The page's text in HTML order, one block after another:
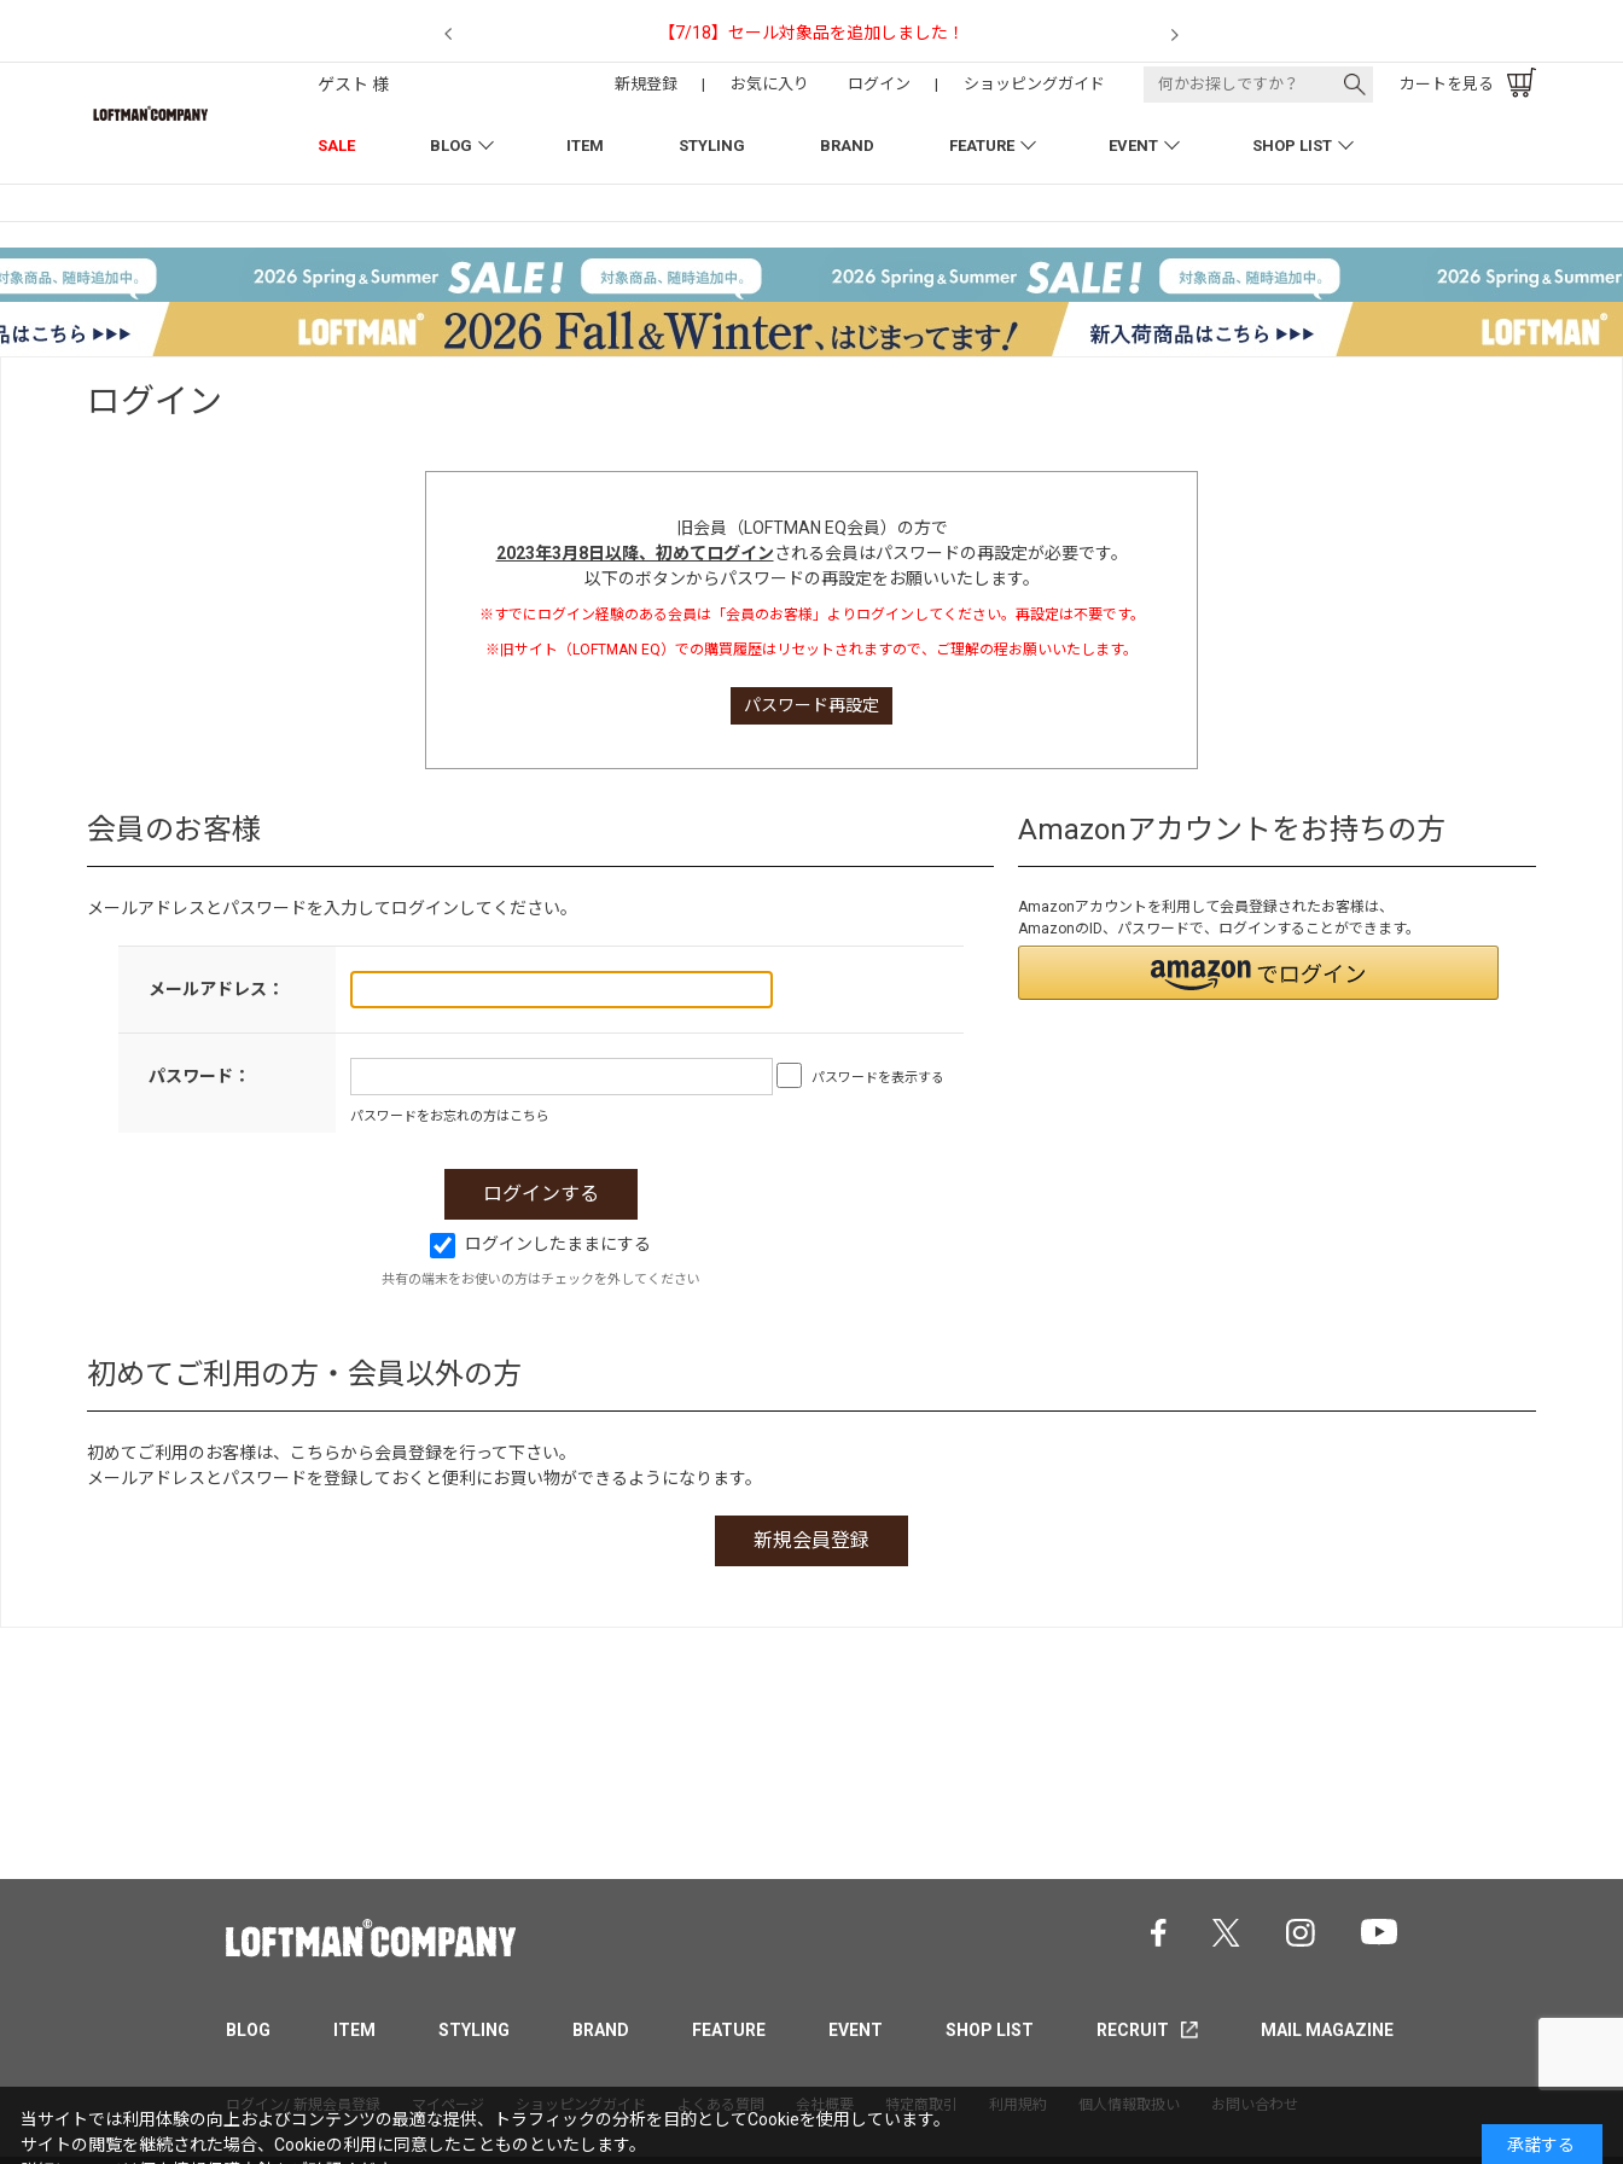
【NEEDLESの別注】50周年 H.D. Track Pant
SALE BLOG ITEM STYLING BRAND FEATURE EVENT SHOP LIST
ゲスト 様 新規登録 | お気に入り ログイン | ショッピングガイド カートを見る
ログイン
旧会員（LOFTMAN EQ会員）の方で
2023年3月8日以降、初めてログインされる会員はパスワードの再設定が必要です。
以下のボタンからパスワードの再設定をお願いいたします。
※すでにログイン経験のある会員は「会員のお客様」よりログインしてください。再設定は不要です。
※旧サイト（LOFTMAN EQ）での購買履歴はリセットされますので、ご理解の程お願いいたします。
パスワード再設定
会員のお客様
メールアドレスとパスワードを入力してログインしてください。
メールアドレス：
パスワード： パスワードを表示する
パスワードをお忘れの方はこちら
ログインしたままにする
共有の端末をお使いの方はチェックを外してください
Amazonアカウントをお持ちの方
Amazonアカウントを利用して会員登録されたお客様は、
AmazonのID、パスワードで、ログインすることができます。
初めてご利用の方・会員以外の方
初めてご利用のお客様は、こちらから会員登録を行って下さい。
メールアドレスとパスワードを登録しておくと便利にお買い物ができるようになります。
BLOG ITEM STYLING BRAND FEATURE EVENT SHOP LIST RECRUIT MAIL MAGAZINE
ログイン/ 新規会員登録 マイページ ショッピングガイド よくある質問 会社概要 特定商取引 利用規約 個人情報取扱い お問い合わせ
当サイトでは利用体験の向上およびコンテンツの最適な提供、トラフィックの分析を目的としてCookieを使用しています。
サイトの閲覧を継続された場合、Cookieの利用に同意したことものといたします。
承諾する